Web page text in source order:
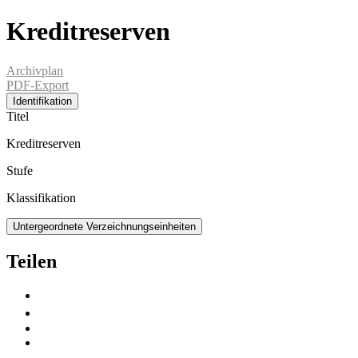
Kreditreserven
Archivplan
PDF-Export
Identifikation
Titel
Kreditreserven
Stufe
Klassifikation
Untergeordnete Verzeichnungseinheiten
Teilen